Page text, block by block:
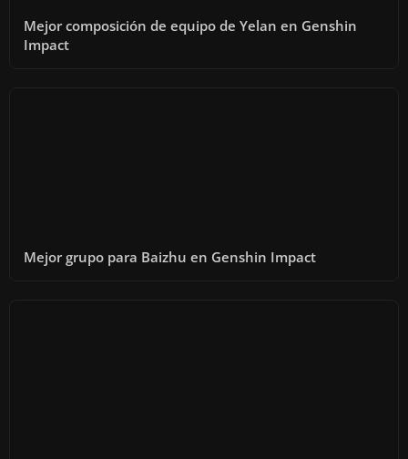
Mejor composición de equipo de Yelan en Genshin
Impact
Mejor grupo para Baizhu en Genshin Impact